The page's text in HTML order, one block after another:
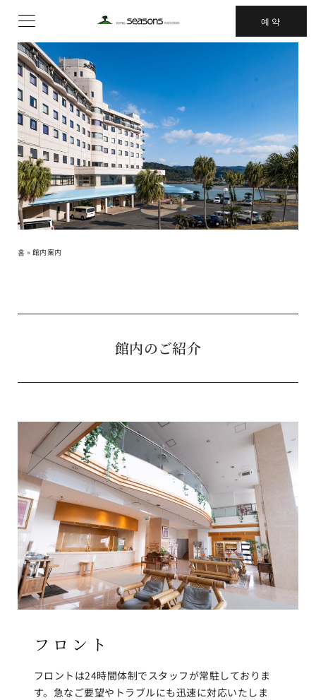
예약
홈 » 館内案内
館内のご紹介
フロント
フロントは24時間体制でスタッフが常駐しておりま
す。急なご要望やトラブルにも迅速に対応いたしま